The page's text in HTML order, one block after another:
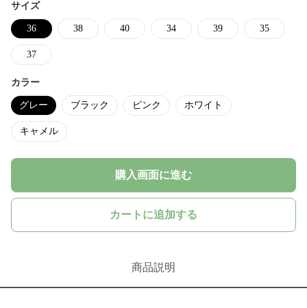
サイズ
36 38 40 34 39 35
37
カラー
グレー ブラック ピンク ホワイト
キャメル
購入画面に進む
カートに追加する
商品説明